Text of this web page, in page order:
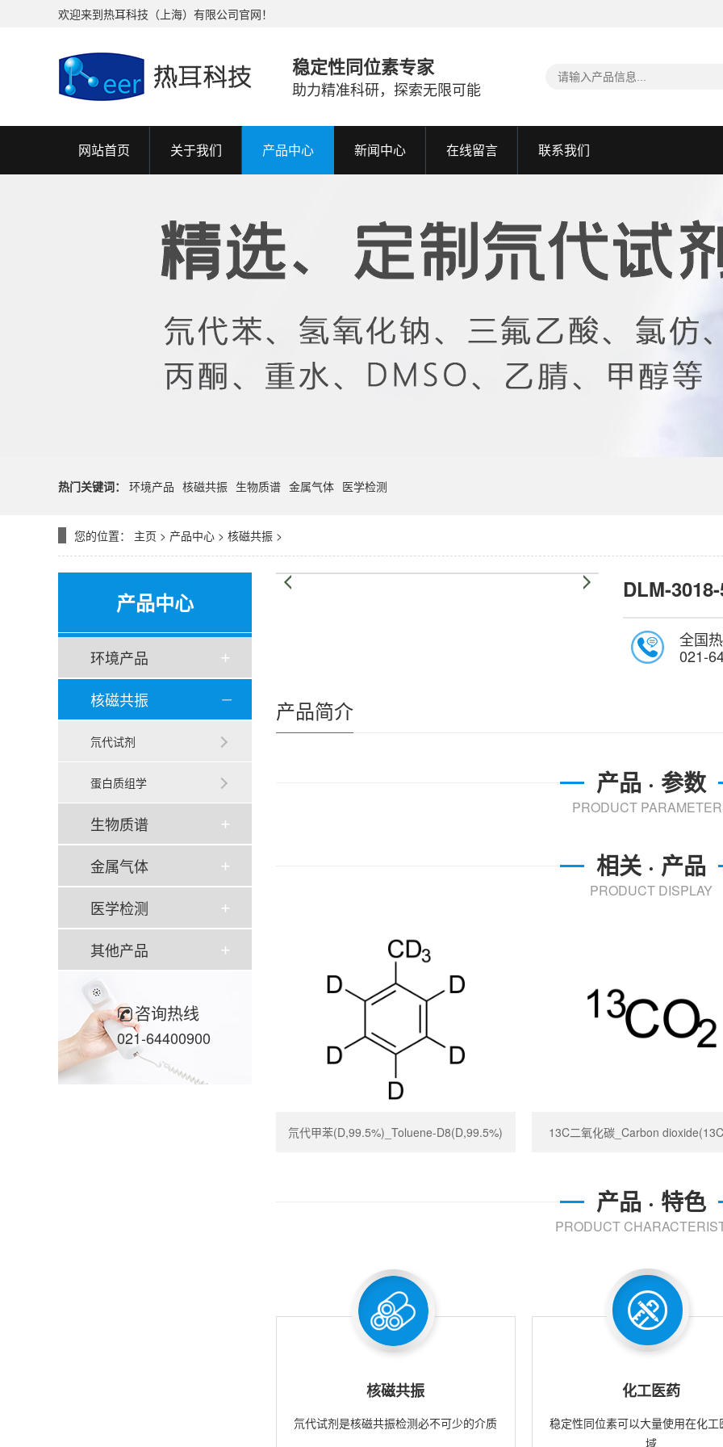
欢迎来到热耳科技（上海）有限公司官网！
稳定性同位素专家
助力精准科研，探索无限可能
网站首页 关于我们 产品中心 新闻中心 在线留言 联系我们
热门关键词： 环境产品 核磁共振 生物质谱 金属气体 医学检测
您的位置： 主页 > 产品中心 > 核磁共振 >
产品中心
环境产品
核磁共振
氘代试剂
蛋白质组学
生物质谱
金属气体
医学检测
其他产品
咨询热线
021-64400900
DLM-
全国
021-
产品简介
产品 · 参数
PRODUCT
相关 · 产品
PRODUCT DISPLAY
氘代甲苯(D,99.5%)_Toluene-D8(D,99.5%) 13C二氧化碳_Carbon
产品 · 特色
PRODUCT
核磁共振
氘代试剂是核磁共振检测必不可少的介质
化工医药
稳定性同位素可以大量使用在化工
域